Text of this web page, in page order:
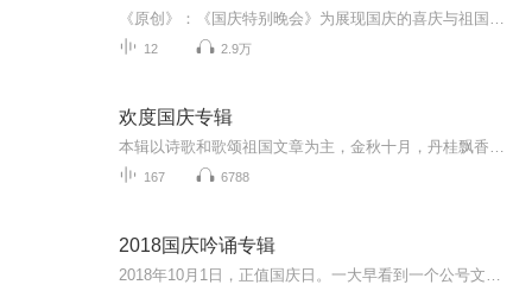
12 2.9万
欢度国庆专辑
167 6788
2018国庆吟诵专辑